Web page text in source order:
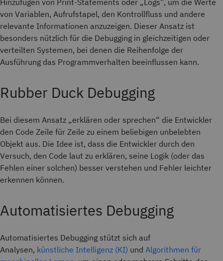
Hinzufügen von Print-Statements oder „Logs”, um die Werte
von Variablen, Aufrufstapel, den Kontrollfluss und andere
relevante Informationen anzuzeigen. Dieser Ansatz ist
besonders nützlich für die Debugging in gleichzeitigen oder
verteilten Systemen, bei denen die Reihenfolge der
Ausführung das Programmverhalten beeinflussen kann.
Rubber Duck Debugging
Bei diesem Ansatz „erklären oder sprechen“ die Entwickler
den Code Zeile für Zeile zu einem beliebigen unbelebten
Objekt aus. Die Idee ist, dass die Entwickler durch den
Versuch, den Code laut zu erklären, seine Logik (oder das
Fehlen einer solchen) besser verstehen und Fehler leichter
erkennen können.
Automatisiertes Debugging
Automatisiertes Debugging stützt sich auf
Analysen, künstliche Intelligenz (KI) und Algorithmen für